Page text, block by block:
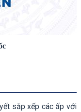
sắp xếp các ấp với